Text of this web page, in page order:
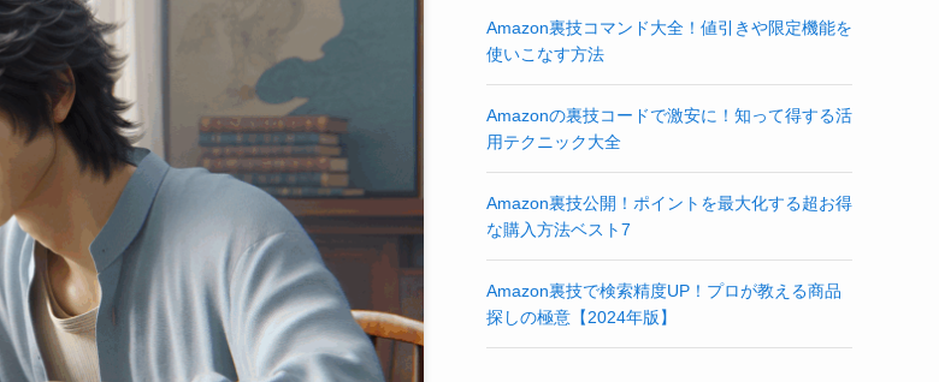
Amazon裏技コマンド大全！値引きや限定機能を
使いこなす方法
Amazonの裏技コードで激安に！知って得する活
用テクニック大全
Amazon裏技公開！ポイントを最大化する超お得
な購入方法ベスト7
Amazon裏技で検索精度UP！プロが教える商品
探しの極意【2024年版】